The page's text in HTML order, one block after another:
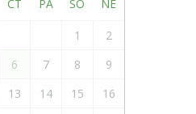
ČT PÁ SO NE
1
2
6 7 8
9
13 14 15
16